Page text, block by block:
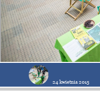
24 kwietnia 2015